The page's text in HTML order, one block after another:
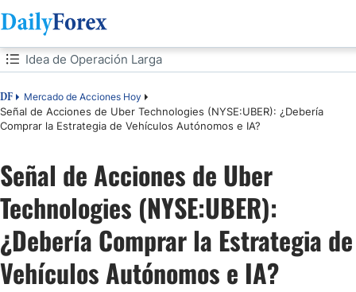
Tabla de contenidos
DF Mercado de Acciones Hoy
Señal de Acciones de Uber Technologies (NYSE:UBER): ¿Debería
Comprar la Estrategia de Vehículos Autónomos e IA?
Idea de Operación Larga
Idea de Operación Larga
Análisis del Sentimiento del Mercado
Análisis Fundamental de Uber Technologies
Análisis Técnico de Uber Technologies
Mi Operación Larga en Acciones de UBER
Señal de Acciones de Uber
Technologies (NYSE:UBER):
¿Debería Comprar la Estrategia de
Vehículos Autónomos e IA?